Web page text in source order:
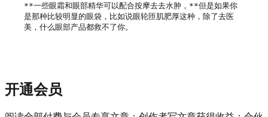
**一些眼霜和眼部精华可以配合按摩去去水肿，**但是如果你
是那种比较明显的眼袋，比如说眼轮匝肌肥厚这种，除了去医
美，什么眼部产品都救不了你。
开通会员